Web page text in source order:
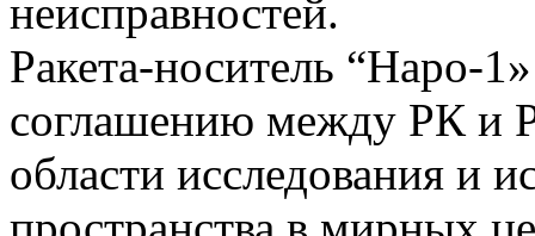
неисправностей.
Ракета-носитель “Наро-
соглашению между РК и
области исследования и